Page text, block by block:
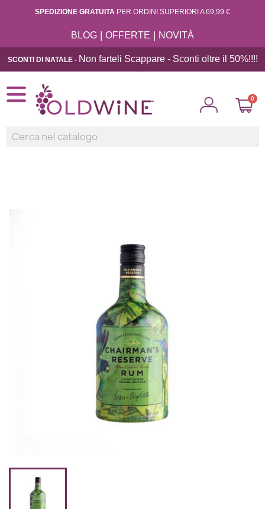
SPEDIZIONE GRATUITA PER ORDINI SUPERIORI A 69,99 €
BLOG | OFFERTE | NOVITÀ
SCONTI DI NATALE - Non farteli Scappare - Sconti oltre il 50%!!!!